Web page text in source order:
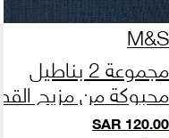
M&S
مجموعة 2 بناطيل
محبوكة من مزيج القطن
للبنات (2-18 سنة)SAR 120.00